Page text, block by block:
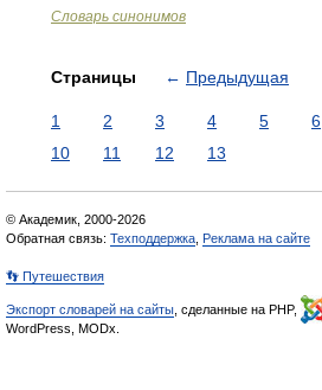
Словарь синонимов
Страницы ← Предыдущая
1 2 3 4 5 6
10
11 12 13
© Академик, 2000-2026
Обратная связь: Техподдержка Реклама на сайте
👣 Путешествия
Экспорт словарей на сайты , сделанные на PHP,
WordPress, MODx.